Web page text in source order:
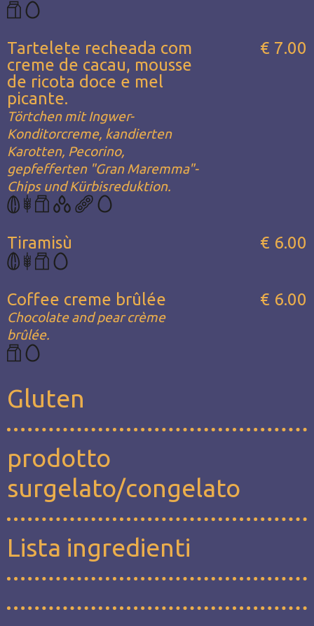
Tartelete recheada com
creme de cacau, mousse
de ricota doce e mel
picante.
Törtchen mit Ingwer-
Konditorcreme, kandierten
Karotten, Pecorino,
gepfefferten "Gran Maremma"-
Chips und Kürbisreduktion.
€ 7.00
Tiramisù € 6.00
Coffee creme brûlée
Chocolate and pear crème
brûlée.
€ 6.00
Gluten
prodotto
surgelato/congelato
Lista ingredienti